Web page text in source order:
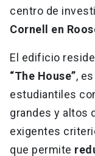
centro de
Cornell en
El edificio
“The House”,
estudiantiles
grandes y altos
exigentes
que permite